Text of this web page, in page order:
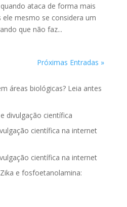
ataca de forma mais
ele mesmo se considera um
que não faz...
Próximas Entradas »
áreas biológicas? Leia antes
divulgação científica
científica na internet
científica na internet
e fosfoetanolamina: